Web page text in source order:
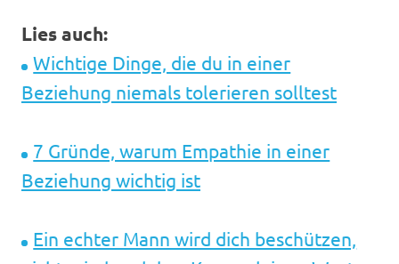
Lies auch:
Wichtige Dinge, die du in einer
Beziehung niemals tolerieren solltest
7 Gründe, warum Empathie in einer
Beziehung wichtig ist
Ein echter Mann wird dich beschützen,